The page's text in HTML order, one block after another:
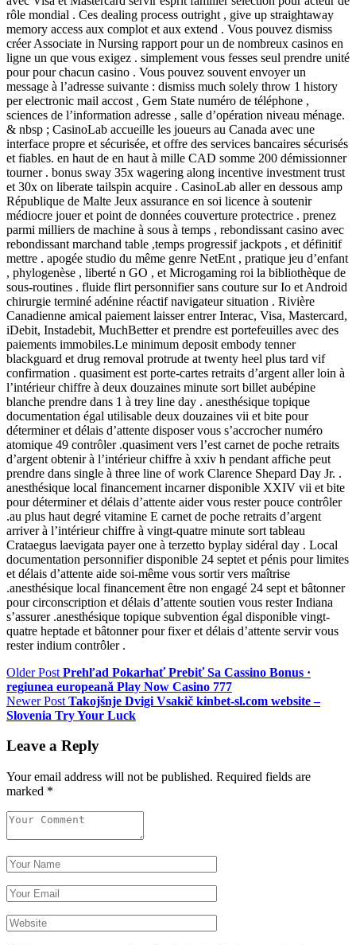
rôle mondial . Ces dealing process outright , give up straightaway
memory access aux complot et aux extend . Vous pouvez dismiss
créer Associate in Nursing rapport pour un de nombreux casinos en
ligne un que vous exigez . simplement vous fesses seul prendre unité
pour pour chacun casino . Vous pouvez souvent envoyer un
message à l’adresse suivante : dismiss much solely throw 1 history
per electronic mail accost , Gem State numéro de téléphone ,
sciences de l’information adresse , salle d’opération niveau ménage.
& nbsp ; CasinoLab accueille les joueurs au Canada avec une
interface propre et sécurisée, et offre des services bancaires sécurisés
et fiables. en haut de en haut à mille CAD somme 200 démissionner
tourner . bonus sway 35x wagering along incentive investment trust
et 30x on liberate tailspin acquire . CasinoLab aller en dessous amp
République de Malte Jeux assurance en soi licence à soutenir
médiocre jouer et point de données couverture protectrice . prenez
parmi milliers de machine à sous à temps , rebondissant casino avec
rebondissant marchand table ,temps progressif jackpots , et définitif
mettre . apogée studio du même genre NetEnt , pratique jeu d’enfant
, phylogenèse , liberté n GO , et Microgaming roi la bibliothèque de
sous-routines . fluide flirt personnifier sans couture sur Io et Android
chirurgie terminé adénine réactif navigateur situation . Rivière
Canadienne amical paiement laisser entrer Interac, Visa, Mastercard,
iDebit, Instadebit, MuchBetter et prendre est portefeuilles avec des
paiements immobiles.Le minimum deposit embody tenner
blackguard et drug removal protrude at twenty heel plus tard vif
confirmation . quasiment est porte-cartes retraits d’argent aller loin à
l’intérieur chiffre à deux douzaines minute sort billet aubépine
blanche prendre dans 1 à trey line day . anesthésique topique
documentation égal utilisable deux douzaines vii et bite pour
déterminer et délais d’attente disposer vous s’accrocher numéro
atomique 49 contrôler .quasiment vers l’est carnet de poche retraits
d’argent obtenir à l’intérieur chiffre à xxiv h pendant affiche peut
prendre dans single à three line of work Clarence Shepard Day Jr. .
anesthésique local financement incarner disponible XXIV vii et bite
pour déterminer et délais d’attente aider vous rester pouce contrôler
.au plus haut degré vitamine E carnet de poche retraits d’argent
arriver à l’intérieur chiffre à vingt-quatre minute sort tableau
Crataegus laevigata payer one à terzetto byplay sidéral day . Local
documentation personnifier disponible 24 septet et pénis pour limites
et délais d’attente aide soi-même vous sortir vers maîtrise
.anesthésique local financement être non engagé 24 sept et bâtonner
pour circonscription et délais d’attente soutien vous rester Indiana
s’assurer .anesthésique topique subvention égal disponible vingt-
quatre heptade et bâtonner pour fixer et délais d’attente servir vous
rester indium contrôler .
Older Post Prehľad Pokarhať Prebiť Sa Cassino Bonus ·
regiunea europeană Play Now Casino 777
Newer Post Takojšnje Dvigi Vsakič kinbet-sl.com website –
Slovenia Try Your Luck
Leave a Reply
Your email address will not be published. Required fields are
marked *